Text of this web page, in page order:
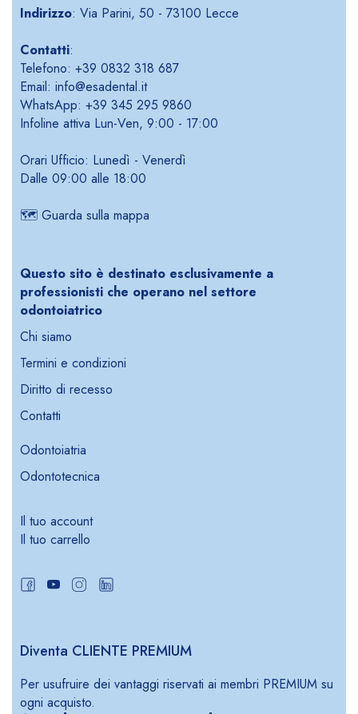
Indirizzo: Via Parini, 50 - 73100 Lecce
Contatti:
Telefono: +39 0832 318 687
Email: info@esadental.it
WhatsApp: +39 345 295 9860
Infoline attiva Lun-Ven, 9:00 - 17:00
Orari Ufficio: Lunedì - Venerdì
Dalle 09:00 alle 18:00
🗺️ Guarda sulla mappa
Questo sito è destinato esclusivamente a
professionisti che operano nel settore
odontoiatrico
Chi siamo
Termini e condizioni
Diritto di recesso
Contatti
Odontoiatria
Odontotecnica
Il tuo account
Il tuo carrello
Diventa CLIENTE PREMIUM
Per usufruire dei vantaggi riservati ai membri PREMIUM su
ogni acquisto.